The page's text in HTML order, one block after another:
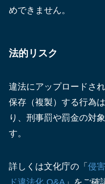
めできません。
法的リスク
違法にアップロードさ
保存（複製）する行為
り、刑事罰や罰金の対
す。
詳しくは文化庁の「 侵
ド違法化 Q&A」をご確